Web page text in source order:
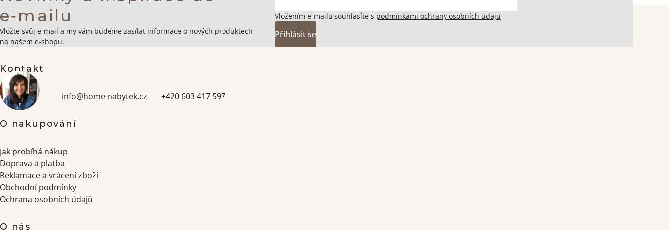
Zápatí
e‑mailu
Vložte svůj e-mail a my vám budeme zasílat informace o nových produktech
na našem e-shopu.
Vložením e-mailu souhlasíte s podmínkami ochrany osobních údajů
Přihlásit se
Kontakt
info@home-nabytek.cz +420 603 417 597
O nakupování
Jak probíhá nákup
Doprava a platba
Reklamace a vrácení zboží
Obchodní podmínky
Ochrana osobních údajů
O nás